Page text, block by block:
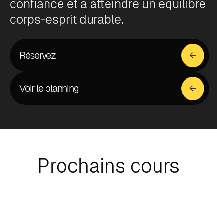
confiance et à atteindre un équilibre
corps-esprit durable.
Réservez
Voir le planning
Prochains cours